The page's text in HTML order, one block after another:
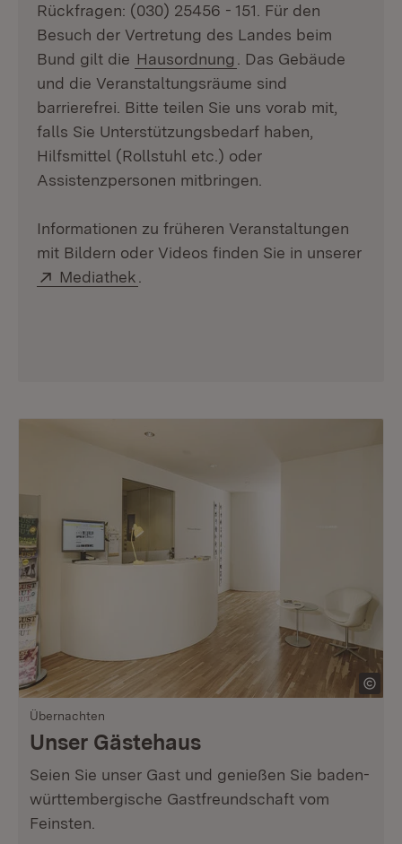
Rückfragen: (030) 25456 - 151. Für den
Besuch der Vertretung des Landes beim
Bund gilt die Hausordnung
. Das Gebäude
und die Veranstaltungsräume sind
barrierefrei. Bitte teilen Sie uns vorab mit,
falls Sie Unterstützungsbedarf haben,
Hilfsmittel (Rollstuhl etc.) oder
Assistenzpersonen mitbringen.
Informationen zu früheren Veranstaltungen
mit Bildern oder Videos finden Sie in unserer
Extern:
Mediathek
Übernachten
Unser Gästehaus
Seien Sie unser Gast und genießen Sie baden-
württembergische Gastfreundschaft vom
Feinsten.